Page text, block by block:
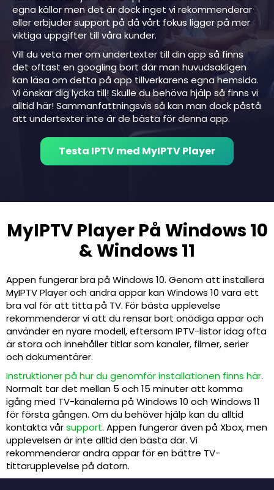
egna källor men det är dock inget vi rekommenderar
eller erbjuder support på då vårt fokus ligger på mer
viktiga uppgifter till våra kunder.
Vill du veta mer om undertexter till din app så finns
det oftast en googling bort där man huvudsakligen
kan läsa om detta på app tillverkarens egna hemsida.
Vi önskar dig lycka till! Skulle du behöva hjälp så finns vi
alltid här! Sammanfattningsvis så kan man dock påstå
att undertexter inte är de bästa för denna app.
Testa IPTV med MyIPTV Player
MyIPTV Player På Windows 10
& Windows 11
Appen fungerar bra på Windows 10. Genom att installera
MyIPTV Player och andra appar kan Windows 10 vara ett
bra val för att titta på TV. För bästa upplevelse
rekommenderar vi att du rensar bort onödiga appar och
använder en nyare modell, eftersom IPTV-listor idag ofta
är stora och innehåller titlar som kanaler, filmer, serier
och dokumentärer.
Instruktioner på hur du genomför installationen finns här.
Normalt tar det mellan 5 och 15 minuter att komma
igång med TV-kanalerna på Windows 10 och Windows 11
för första gången. Om du behöver hjälp kan du alltid
kontakta vårsupport. Appen fungerar även på Xbox, men
upplevelsen är inte alltid den bästa där. Vi
rekommenderar andra appar för en bättre TV-
tittarupplevelse på datorn.